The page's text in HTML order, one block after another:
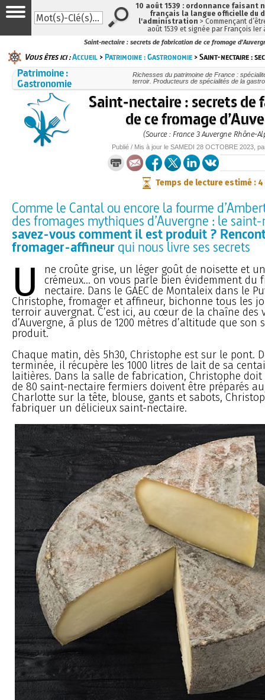
Saint-nectaire : secrets de fabrication de ce fromage
Vous êtes ici :Accueil >Patrimoine : Gastronomie > Saint-nectaire :
Patrimoine :
Gastronomie
Richesses du patrimoine de France :
terroir. Producteurs de spécialités de la
Saint-nectaire : secrets de
de ce fromage
(Source : France 3 Auvergne Rhône-
Publié / Mis à jour leSAMEDI 28 OCTOBRE 2023 ,
Temps de lecture estimé : 4
Comme le Cantal ou encore la fourme
des fromages mythiques d’Auvergne : le
savez-vous comment il est produit ?
fromager-affineurqui nous livre ses secrets
U
ne croûte grise, un léger goût de noisette et
crémeux... on vous parle bien évidemment du
nectaire. Dans le GAEC de Montaleix dans le
Christophe, fromager et affineur, bichonne tous les
terroir auvergnat. C’est ici, au cœur de la chaîne des
d’Auvergne, à plus de 1200 mètres d’altitude que son
produit.
Chaque matin, dès 5h30, Christophe est sur le pont.
terminée, il récupère les 1000 litres de lait de sa
laitières. Dans la salle de fabrication, Christophe doit
de 80 saint-nectaire fermiers doivent être préparés
Charlotte sur la tête, blouse, gants et sabots,
fabriquer un délicieux saint-nectaire.
10 août 1539 : ordonnance faisant
français la langue officielle du
l'administration > Commençant
août 1539 et signée par François